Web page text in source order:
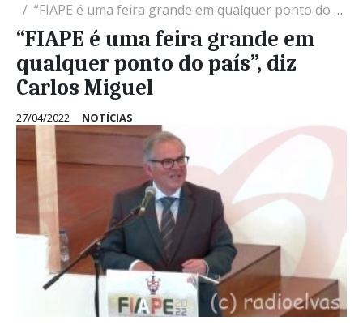
“FIAPE é uma feira grande em qualquer ponto do país”, diz Carlos Miguel
“FIAPE é uma feira grande em
qualquer ponto do país”, diz
Carlos Miguel
27/04/2022 NOTÍCIAS